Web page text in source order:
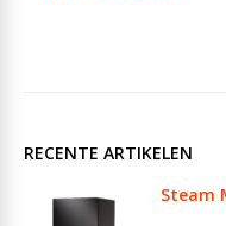
RECENTE ARTIKELEN
Steam